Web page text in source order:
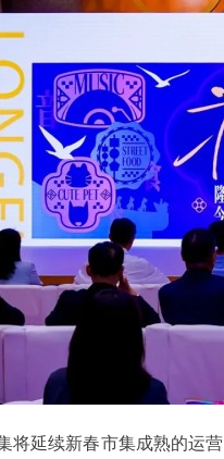
延续新春市集成熟的运营